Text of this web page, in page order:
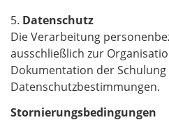
5. Datenschutz
Die Verarbeitung
ausschließlich zur
Dokumentation der
Datenschutzbestimmungen.
Stornierungsbedingungen